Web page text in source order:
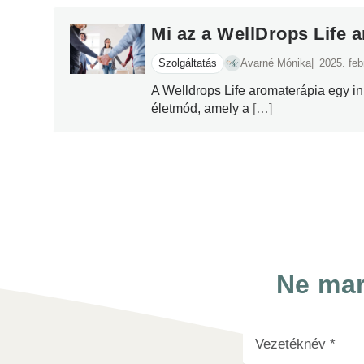
Mi az a WellDrops Life
Szolgáltatás Avarné Mónika 2025.
A Welldrops Life aromaterápia egy
életmód, amely a […]
A Welldrops Life aromaterápia egy innovatív
amely a természetes illóolajok erejét és a
speciálisan válogatott, terápiás minőségű
regenerációt. A terápiás folyamat során a
lehetővé teszi, hogy mindenki megtalálja a
gyógymódok iránti elkötelezettséget tükrözi,
Ne